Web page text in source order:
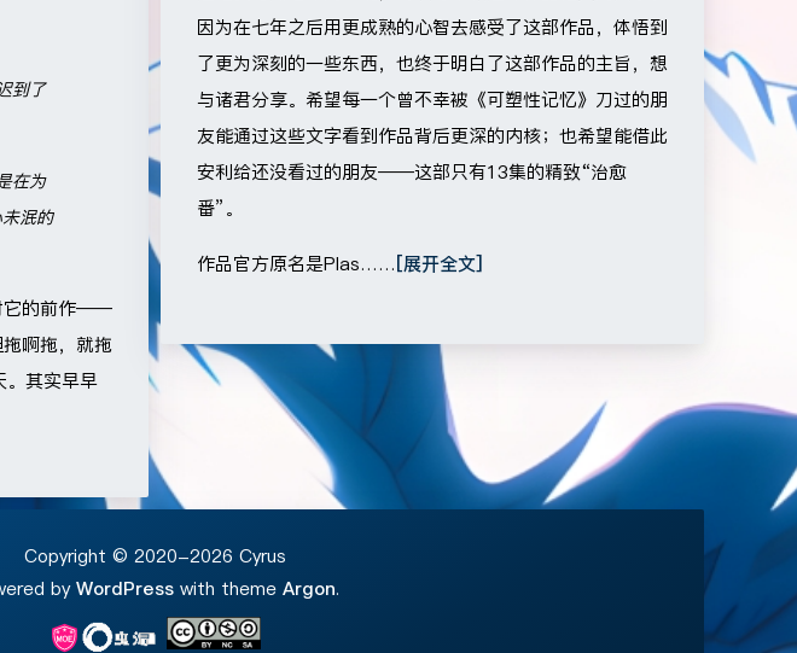
夜间模式
到了
在为
泯的
它的前作——
啊拖，就拖
。其实早早
因为在七年之后用更成熟的心智去感受了这部作品，体悟到
了更为深刻的一些东西，也终于明白了这部作品的主旨，想
与诸君分享。希望每一个曾不幸被《可塑性记忆》刀过的朋
友能通过这些文字看到作品背后更深的内核；也希望能借此
安利给还没看过的朋友——这部只有13集的精致“治愈
番”。
作品官方原名是Plas……[展开全文]
Copyright © 2020-2026 Cyrus
byWordPress with theme Argon.